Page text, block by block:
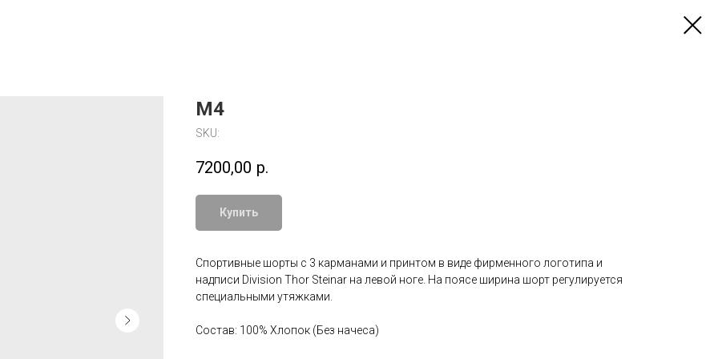
M4
SKU:
7200,00 р.
Купить
Спортивные шорты с 3 карманами и принтом в виде фирменного логотипа и
надписи Division Thor Steinar на левой ноге. На поясе ширина шорт регулируется
специальными утяжками.
Состав: 100% Хлопок (Без начеса)